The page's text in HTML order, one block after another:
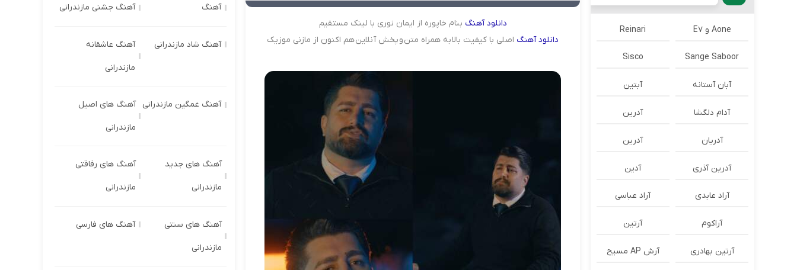
دانلودآهنگ بنام خاپوره از ایمان نوری با لینک مستقیم
دانلودآهنگ اصلی با کیفیت بالا به همراه متن و پخش آنلاین هم اکنون از مازنی موزیک
Aone و E7 Reinari
Sange Saboor
Sisco
آبان آستانه آبتین
آدام دلگشا آدرين
آدریان آدرین
آدرین آذری آدین
آراد عابدی آراد عباسی
آراکوم آرتین
آرتین بهادری آرش AP مسیح
آهنگ آهنگ جشنی مازندرانی
آهنگ شاد مازندرانی آهنگ عاشقانه
مازندرانی
آهنگ غمگین مازندرانی آهنگ های اصیل
مازندرانی
آهنگ های جدید
مازندرانی
آهنگ های رفاقتی
مازندرانی
آهنگ های سنتی
مازندرانی
آهنگ های فارسی